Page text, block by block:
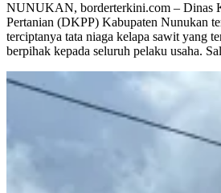
NUNUKAN, borderterkini.com – Dinas
Pertanian (DKPP) Kabupaten Nunukan
terciptanya tata niaga kelapa sawit yang
berpihak kepada seluruh pelaku usaha.